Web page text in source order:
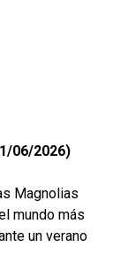
06/2026)
Magnolias
mundo más
un verano